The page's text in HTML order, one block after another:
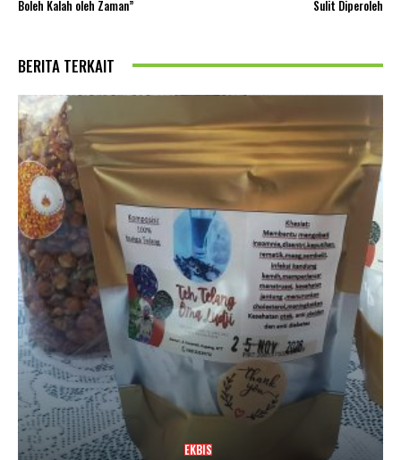
Boleh Kalah oleh Zaman” Sulit Diperoleh
BERITA TERKAIT
EKBIS